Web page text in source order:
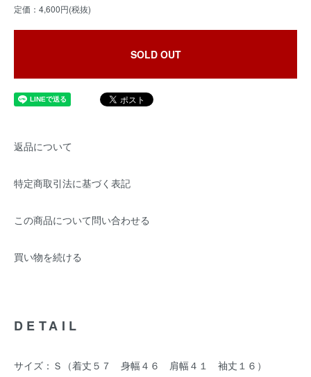
定価：4,600円(税抜)
SOLD OUT
返品について
特定商取引法に基づく表記
この商品について問い合わせる
買い物を続ける
DETAIL
サイズ：Ｓ（着丈５７ 身幅４６ 肩幅４１ 袖丈１６）